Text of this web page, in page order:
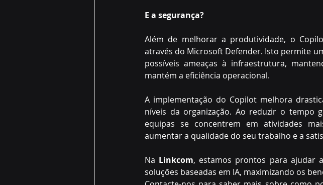
E a segurança?
Além de melhorar a produtividade, o
através do Microsoft Defender. Isto permite
possíveis ameaças à infraestrutura,
mantém a eficiência operacional.
A implementação do Copilot melhora
níveis da organização. Ao reduzir o tempo
equipas se concentrem em atividades
aumentar a qualidade do seu trabalho e a
Na Linkcom, estamos prontos para ajudar
soluções baseadas em IA, maximizando os